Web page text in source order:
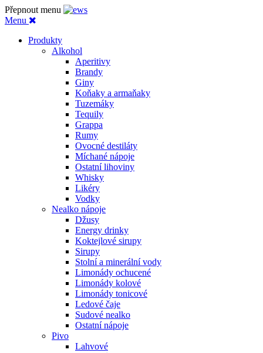
Přepnout menu
Menu
Produkty
Alkohol
Aperitivy
Brandy
Giny
Koňaky a armaňaky
Tuzemáky
Tequily
Grappa
Rumy
Ovocné destiláty
Míchané nápoje
Ostatní lihoviny
Whisky
Likéry
Vodky
Nealko nápoje
Džusy
Energy drinky
Koktejlové sirupy
Sirupy
Stolní a minerální vody
Limonády ochucené
Limonády kolové
Limonády tonicové
Ledové čaje
Sudové nealko
Ostatní nápoje
Pivo
Lahvové